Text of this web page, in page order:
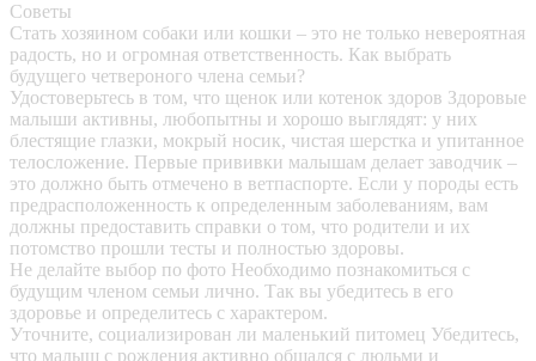
Советы
Стать хозяином собаки или кошки – это не только невероятная
радость, но и огромная ответственность. Как выбрать
будущего четвероного члена семьи?
Удостоверьтесь в том, что щенок или котенок здоров Здоровые
малыши активны, любопытны и хорошо выглядят: у них
блестящие глазки, мокрый носик, чистая шерстка и упитанное
телосложение. Первые прививки малышам делает заводчик –
это должно быть отмечено в ветпаспорте. Если у породы есть
предрасположенность к определенным заболеваниям, вам
должны предоставить справки о том, что родители и их
потомство прошли тесты и полностью здоровы.
Не делайте выбор по фото Необходимо познакомиться с
будущим членом семьи лично. Так вы убедитесь в его
здоровье и определитесь с характером.
Уточните, социализирован ли маленький питомец Убедитесь,
что малыш с рождения активно общался с людьми и